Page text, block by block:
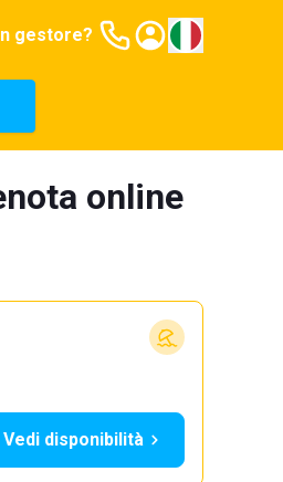
gestore?
online
Vedi disponibilità